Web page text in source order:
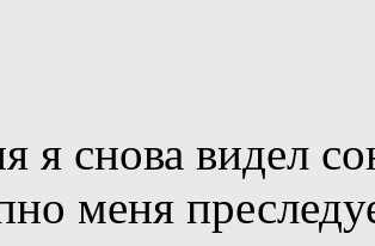
я снова видел
меня